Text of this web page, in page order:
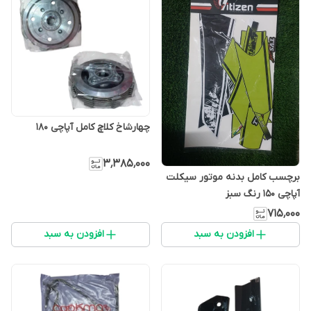
برچسب کامل بدنه موتور سیکلت
آپاچی ۱۵۰ رنگ سبز
۷۱۵٬۰۰۰
افزودن به سبد
چهارشاخ کلاچ کامل آپاچی 180
۳٬۳۸۵٬۰۰۰
افزودن به سبد